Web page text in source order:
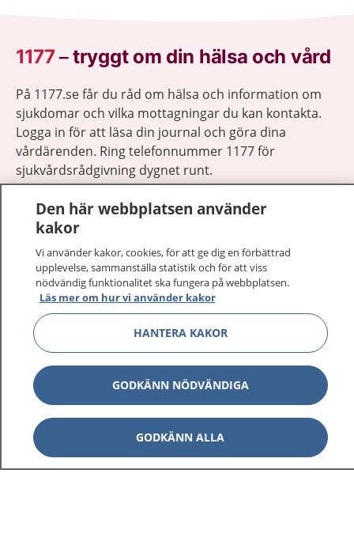
1177–tryggt om din hälsa och vård
På 1177.se får du råd om hälsa och information om
sjukdomar och vilka mottagningar du kan kontakta.
Logga in för att läsa din journal och göra dina
vårdärenden. Ring telefonnummer 1177 för
sjukvårdsrådgivning dygnet runt.
1177 ger dig råd när du vill må bättre.
1177 på flera språk
Om 1177 Visa
Kontakt Visa
Behandling av personuppgifter
Den här webbplatsen använder
kakor
Vi använder kakor, cookies, för att ge dig en förbättrad
upplevelse, sammanställa statistik och för att viss
nödvändig funktionalitet ska fungera på webbplatsen.
Läs mer om hur vi använder kakor
HANTERA KAKOR
GODKÄNN NÖDVÄNDIGA
GODKÄNN ALLA